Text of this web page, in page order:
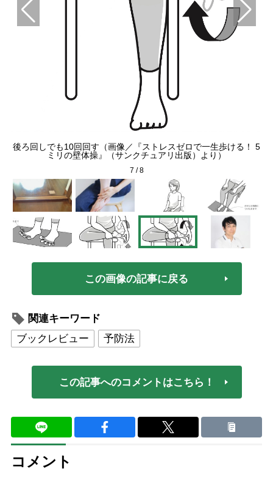
後ろ回しでも10回回す（画像／『ストレスゼロで一生歩ける！ 5
ミリの壁体操』（サンクチュアリ出版）より）
7 /8
この画像の記事に戻る
関連キーワード
ブックレビュー
予防法
この記事へのコメントはこちら！
コメント